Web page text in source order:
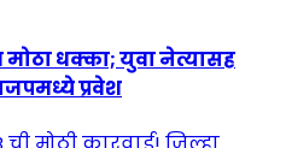
मोठा धक्का; युवा नेत्यासह
प्रवेश